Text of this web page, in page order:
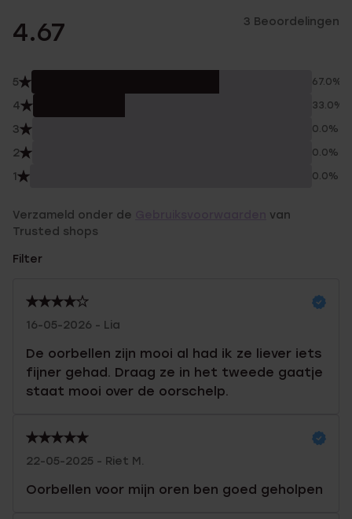
4.67 3 Beoordelingen
5 67.0%
4 33.0%
3 0.0%
2 0.0%
1 0.0%
Verzameld onder de
van
Trusted shops
Filter
16-05-2026 - Lia
De oorbellen zijn mooi al had ik ze liever iets
fijner gehad. Draag ze in het tweede gaatje
staat mooi over de oorschelp.
22-05-2025 - Riet M.
Oorbellen voor mijn oren ben goed geholpen